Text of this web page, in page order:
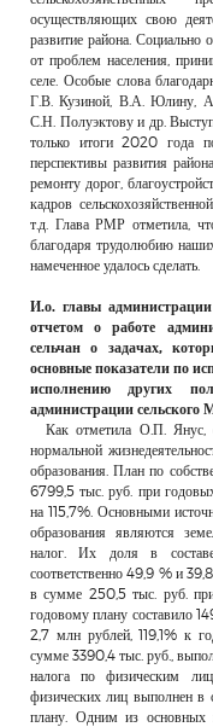
осуществляющих свою
развитие района. Социально
от проблем населения,
селе. Особые слова
Г.В. Кузиной, В.А. Юлину,
С.Н. Полуэктову и др.
только итоги 2020 года
перспективы развития
ремонту дорог,
кадров
т.д. Глава РМР отметила,
благодаря трудолюбию
намеченное удалось сделать.
И.о. главы
отчетом о работе
сельчан о задачах,
основные показатели по
исполнению других
администрации сельского
Как отметила О.П. Янус,
нормальной
образования. План по
6799,5 тыс. руб. при
на 115,7%. Основными
образования являются
налог. Их доля в составе
соответственно 49,9 % и
в сумме 250,5 тыс. руб.
годовому плану составило
2,7 млн рублей, 119,1% к
сумме 3390,4 тыс. руб.,
налога по физическим
физических лиц выполнен
плану. Одним из основных